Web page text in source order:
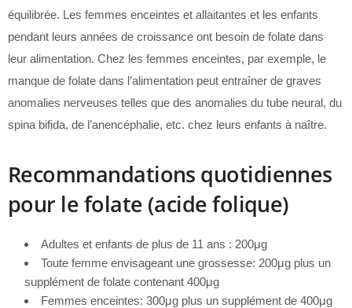
équilibrée. Les femmes enceintes et allaitantes et les enfants
pendant leurs années de croissance ont besoin de folate dans
leur alimentation. Chez les femmes enceintes, par exemple, le
manque de folate dans l’alimentation peut entraîner de graves
anomalies nerveuses telles que des anomalies du tube neural, du
spina bifida, de l’anencéphalie, etc. chez leurs enfants à naître.
Recommandations quotidiennes
pour le folate (acide folique)
Adultes et enfants de plus de 11 ans : 200μg
Toute femme envisageant une grossesse: 200μg plus un
supplément de folate contenant 400μg
Femmes enceintes: 300μg plus un supplément de 400μg